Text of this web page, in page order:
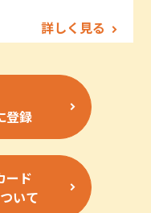
詳しく見る
登録
ード
いて